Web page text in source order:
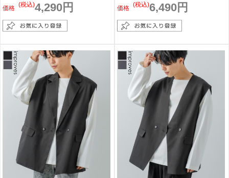
価格 4,290円
(税込) 価格 6,490円
(税込)